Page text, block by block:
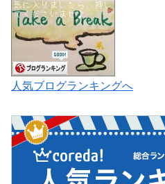
人気ブログランキングへ